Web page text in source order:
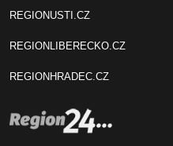
REGIONUSTI.CZ
REGIONLIBERECKO.CZ
REGIONHRADEC.CZ